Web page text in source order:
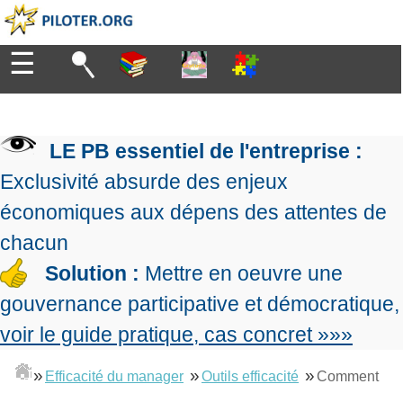
Diriger
de
l'entreprise
Démocratique
Conception
la
de
La
Organiser
la
production
L'Excellence
Opérationnelle
Lean
Management
La
Manager
Manager
projets
Les
Outils
du
de
Progresser
▶
Mesurer
la
performance
Tableau
Entreprendre
▶
Salarié→Entrepreneur
Se
☰
LE PB essentiel de l'entreprise :
Exclusivité absurde des enjeux
économiques aux dépens des attentes de
chacun
Solution : Mettre en oeuvre une
gouvernance participative et démocratique,
voir le guide pratique, cas concret »»»
» Efficacité du manager »Outils efficacité »Comment